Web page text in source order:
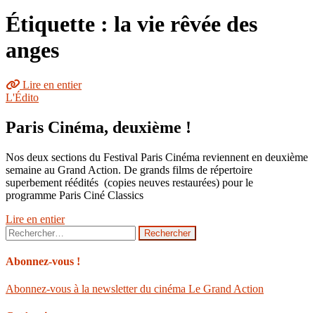
Étiquette : la vie rêvée des
anges
Lire en entier
L'Édito
Paris Cinéma, deuxième !
Nos deux sections du Festival Paris Cinéma reviennent en deuxième
semaine au Grand Action. De grands films de répertoire
superbement réédités (copies neuves restaurées) pour le
programme Paris Ciné Classics
Lire en entier
Rechercher :
Abonnez-vous !
Abonnez-vous à la newsletter du cinéma Le Grand Action